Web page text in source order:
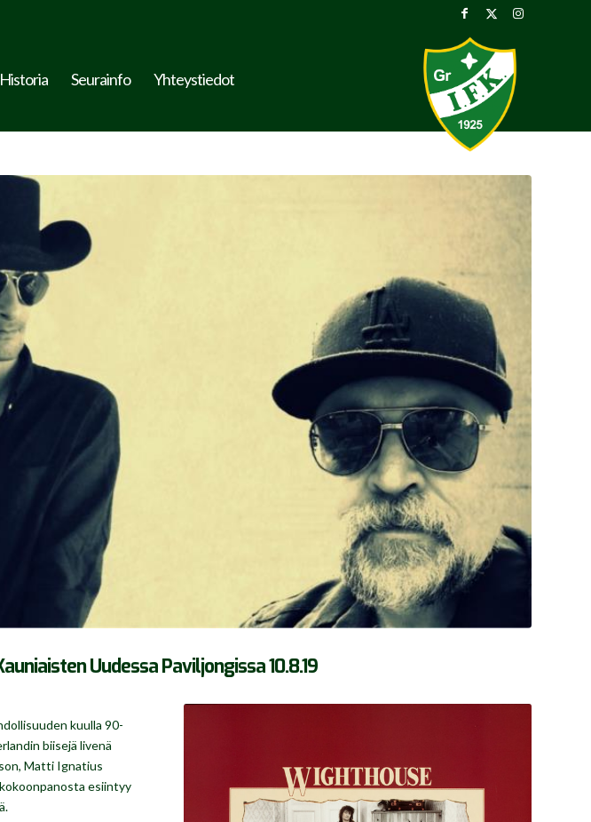
Historia Seurainfo Yhteystiedot
Uudessa Paviljongissa 10.8.19
kuulla 90-
biisejä livenä
Matti Ignatius
esiintyy